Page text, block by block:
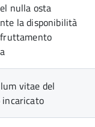
nulla osta
la disponibilità
vitae del